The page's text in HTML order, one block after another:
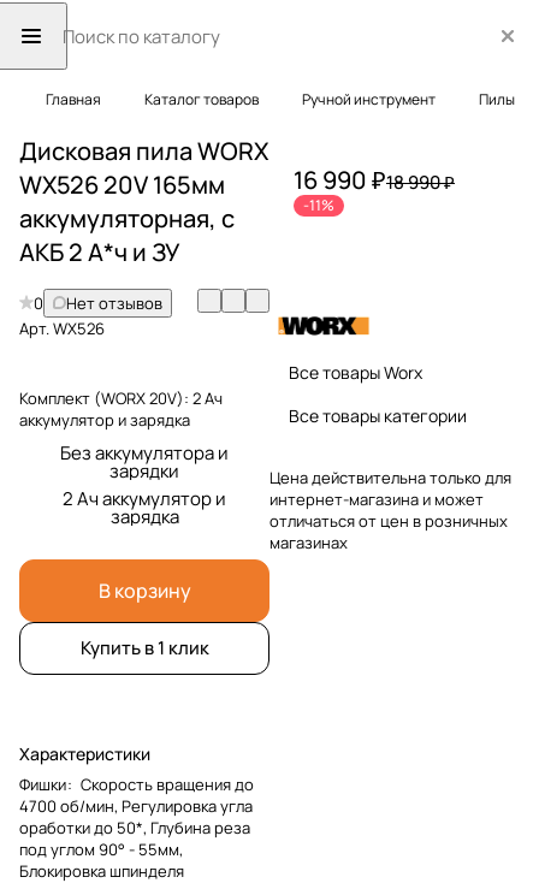
Главная Каталог товаров Ручной инструмент Пилы
Дисковая пила WORX
WX526 20V 165мм
аккумуляторная, с
АКБ 2 А*ч и ЗУ
0
Нет отзывов
Арт.WX526
Комплект (WORX 20V): 2 Ач
аккумулятор и зарядка
Без аккумулятора и
зарядки
2 Ач аккумулятор и
зарядка
В корзину
Купить в 1 клик
Характеристики
Фишки: Скорость вращения до
4700 об/мин, Регулировка угла
оработки до 50*, Глубина реза
под углом 90° - 55мм,
Блокировка шпинделя
16 990 ₽18 990 ₽
-11%
Все товары Worx
Все товары категории
Цена действительна только для
интернет-магазина и может
отличаться от цен в розничных
магазинах